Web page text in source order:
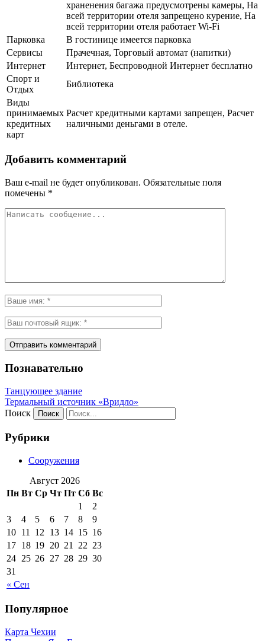
храненения багажа предусмотрены камеры, На
всей территории отеля запрещено курение, На
всей территории отеля работает Wi-Fi
Парковка
В гостинице имеется парковка
Сервисы
Прачечная, Торговый автомат (напитки)
Интернет
Интернет, Беспроводной Интернет бесплатно
Спорт и
Отдых
Библиотека
Виды
принимаемых
кредитных
карт
Расчет кредитными картами запрещен, Расчет
наличными деньгами в отеле.
Добавить комментарий
Ваш e-mail не будет опубликован. Обязательные поля
помечены *
Познавательно
Танцующее здание
Термальный источник «Вридло»
Поиск
Рубрики
Сооружения
Август 2026
Пн Вт Ср Чт Пт Сб Вс
« Сен
1
2
3
4 5 6 7 8
9
10 11 12 13 14 15 16
17 18 19 20 21 22 23
24 25 26 27 28 29 30
31
Популярное
Карта Чехии